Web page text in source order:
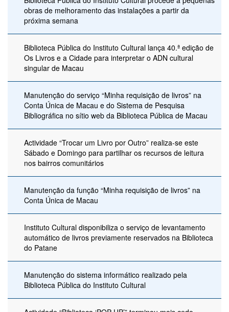
obras de melhoramento das instalações a partir da
próxima semana
Biblioteca Pública do Instituto Cultural lança 40.ª edição de
Os Livros e a Cidade para interpretar o ADN cultural
singular de Macau
Manutenção do serviço “Minha requisição de livros” na
Conta Única de Macau e do Sistema de Pesquisa
Bibliográfica no sítio web da Biblioteca Pública de Macau
Actividade “Trocar um Livro por Outro” realiza-se este
Sábado e Domingo para partilhar os recursos de leitura
nos bairros comunitários
Manutenção da função “Minha requisição de livros” na
Conta Única de Macau
Instituto Cultural disponibiliza o serviço de levantamento
automático de livros previamente reservados na Biblioteca
do Patane
Manutenção do sistema informático realizado pela
Biblioteca Pública do Instituto Cultural